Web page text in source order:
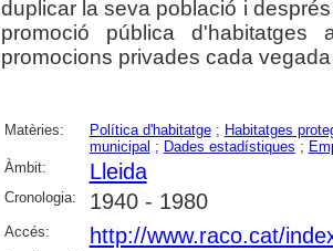
duplicar la seva població i
promoció pública
promocions privades cada
Matèries: Política d'habitatge; Habitatges
municipal ; Dades estadístiques ;
Àmbit:
Lleida
Cronologia: 1940 - 1980
Accés: http://www.raco.cat/